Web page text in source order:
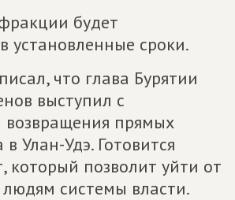
будет
установленные сроки.
что глава Бурятии
выступил с
прямых
Улан-Удэ. Готовится
который позволит уйти от
системы власти.